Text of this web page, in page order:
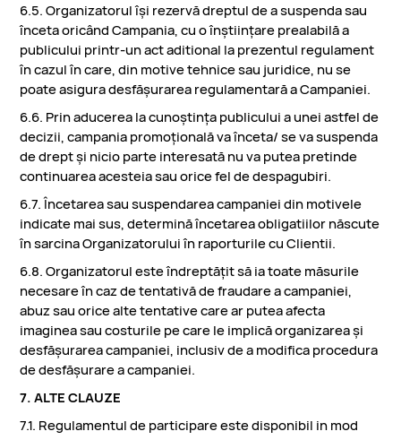
6.5. Organizatorul îşi rezervă dreptul de a suspenda sau
înceta oricând Campania, cu o înştiinţare prealabilă a
publicului printr-un act aditional la prezentul regulament
în cazul în care, din motive tehnice sau juridice, nu se
poate asigura desfăşurarea regulamentară a Campaniei.
6.6. Prin aducerea la cunoştinţa publicului a unei astfel de
decizii, campania promoţională va înceta/ se va suspenda
de drept şi nicio parte interesată nu va putea pretinde
continuarea acesteia sau orice fel de despagubiri.
6.7. Încetarea sau suspendarea campaniei din motivele
indicate mai sus, determină încetarea obligatiilor născute
în sarcina Organizatorului în raporturile cu Clientii.
6.8. Organizatorul este îndreptăţit să ia toate măsurile
necesare în caz de tentativă de fraudare a campaniei,
abuz sau orice alte tentative care ar putea afecta
imaginea sau costurile pe care le implică organizarea şi
desfăşurarea campaniei, inclusiv de a modifica procedura
de desfăşurare a campaniei.
7. ALTE CLAUZE
7.1. Regulamentul de participare este disponibil in mod